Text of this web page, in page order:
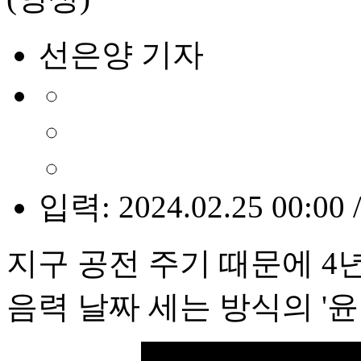
선은양 기자
입력: 2024.02.25 00:00
지구 공전 주기 때문에 4
음력 날짜 세는 방식의 '